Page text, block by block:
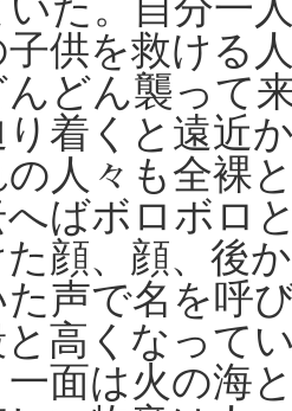
た。自分一
供を救ける
んどん襲って
着くと遠近
人々も全裸
ばボロボロ
顔、顔、後
た声で名を呼
高くなって
面は火の海